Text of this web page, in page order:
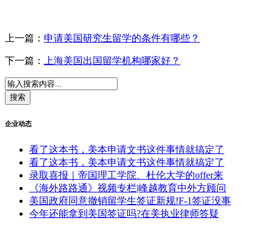
上一篇： 申请美国研究生留学的条件有哪些？
下一篇： 上海美国出国留学机构哪家好？
企业动态
看了这本书，美本申请文书这件事情就搞定了
看了这本书，美本申请文书这件事情就搞定了
录取喜报｜帝国理工学院、杜伦大学的offer来
《海外路路通》视频专栏|峰越教育中外方顾问
美国政府同意撤销留学生签证新规!F-1签证没事
今年还能拿到美国签证吗?在美执业律师答疑